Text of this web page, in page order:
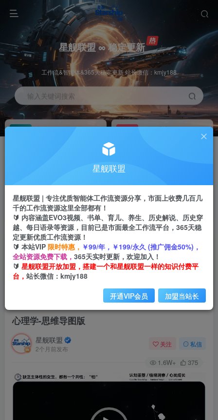
星舰联盟 ∞ 稳定更新
工作流&智能体&365天稳定更新 站长微信：kmjy188
输入关键词搜索
加入会员 工作流主页
每周免费工作流体验
站长招募
推荐
项目周期预估10年
心理学-思维导图版
星舰联盟
2个月前发布
关注 私信
1.6W+ 375
视
星舰联盟
星舰联盟 | 专注优质智能体工作流资源分享，市面上收费几百几
千的工作流资源这里全部都有！
🔰 内容涵盖EVO3视频、书单、育儿、养生、历史解说、历史穿
越、每日语录等资源，目前已是市面最全工作流平台，365天稳
定更新优质工作流资源！
🔰 本站VIP 限时特惠， ￥99/年，￥199/永久 (推广佣金50%)，
全站资源免费下载， 365天实时更新，欢迎加入！
🔰 星舰联盟开放加盟，搭建一个和星舰联盟一样的知识付费平
台， 站长微信：kmjy188
开通VIP会员 加盟当站长